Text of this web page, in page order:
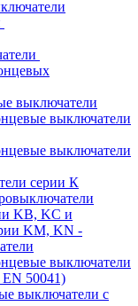
выключатели
выключатели
выключатели
серии К
KB, KC и
KM, KN -
выключатели
EN 50041)
выключатели с